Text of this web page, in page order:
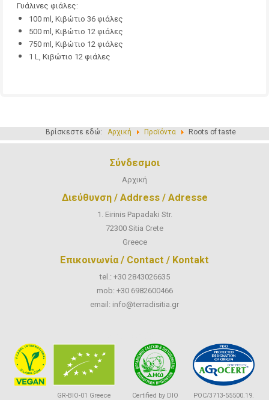
Γυάλινες φιάλες:
100 ml, Κιβώτιο 36 φιάλες
500 ml, Κιβώτιο 12 φιάλες
750 ml, Κιβώτιο 12 φιάλες
1 L, Κιβώτιο 12 φιάλες
Βρίσκεστε εδώ: Αρχική Προϊόντα Roots of taste
Σύνδεσμοι
Αρχική
Διεύθυνση / Address / Adresse
1. Eirinis Papadaki Str.
72300 Sitia Crete
Greece
Επικοινωνία / Contact / Kontakt
tel.: +30 2843026635
mob: +30 6982600466
email: info@terradisitia.gr
GR-BIO-01 Greece
Certified by DIO
POC/3713-55500.19.